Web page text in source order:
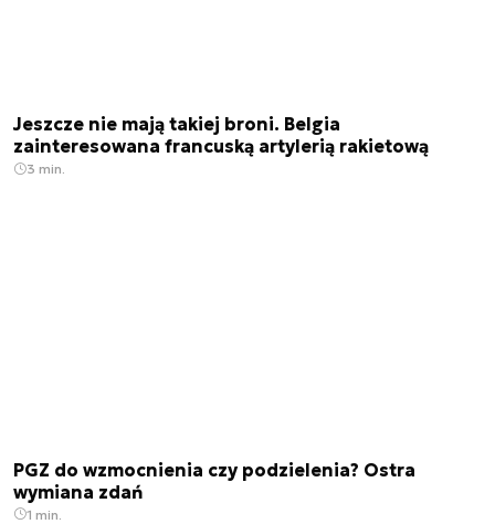
Jeszcze nie mają takiej broni. Belgia
zainteresowana francuską artylerią rakietową
3 min.
PGZ do wzmocnienia czy podzielenia? Ostra
wymiana zdań
1 min.